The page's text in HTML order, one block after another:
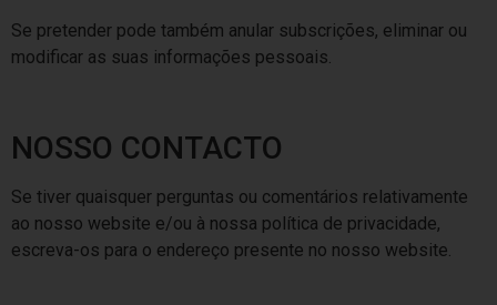
Se pretender pode também anular subscrições, eliminar ou
modificar as suas informações pessoais.
NOSSO CONTACTO
Se tiver quaisquer perguntas ou comentários relativamente
ao nosso website e/ou à nossa política de privacidade,
escreva-os para o endereço presente no nosso website.